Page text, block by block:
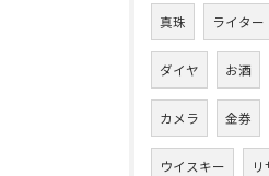
真珠 ライター
ダイヤ お酒
カメラ 金券
ウイスキー